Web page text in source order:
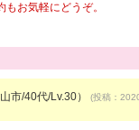
お気軽にどうぞ。
市/40代/Lv.30） (投稿：